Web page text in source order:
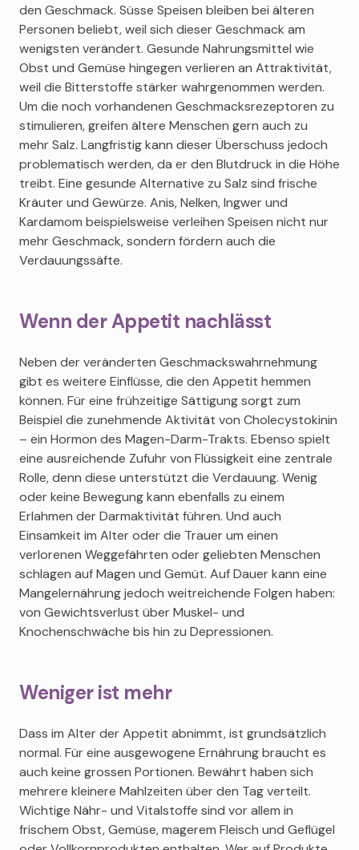
den Geschmack. Süsse Speisen bleiben bei älteren
Personen beliebt, weil sich dieser Geschmack am
wenigsten verändert. Gesunde Nahrungsmittel wie
Obst und Gemüse hingegen verlieren an Attraktivität,
weil die Bitterstoffe stärker wahrgenommen werden.
Um die noch vorhandenen Geschmacksrezeptoren zu
stimulieren, greifen ältere Menschen gern auch zu
mehr Salz. Langfristig kann dieser Überschuss jedoch
problematisch werden, da er den Blutdruck in die Höhe
treibt. Eine gesunde Alternative zu Salz sind frische
Kräuter und Gewürze. Anis, Nelken, Ingwer und
Kardamom beispielsweise verleihen Speisen nicht nur
mehr Geschmack, sondern fördern auch die
Verdauungssäfte.
Wenn der Appetit nachlässt
Neben der veränderten Geschmackswahrnehmung
gibt es weitere Einflüsse, die den Appetit hemmen
können. Für eine frühzeitige Sättigung sorgt zum
Beispiel die zunehmende Aktivität von Cholecystokinin
– ein Hormon des Magen-Darm-Trakts. Ebenso spielt
eine ausreichende Zufuhr von Flüssigkeit eine zentrale
Rolle, denn diese unterstützt die Verdauung. Wenig
oder keine Bewegung kann ebenfalls zu einem
Erlahmen der Darmaktivität führen. Und auch
Einsamkeit im Alter oder die Trauer um einen
verlorenen Weggefährten oder geliebten Menschen
schlagen auf Magen und Gemüt. Auf Dauer kann eine
Mangelernährung jedoch weitreichende Folgen haben:
von Gewichtsverlust über Muskel- und
Knochenschwäche bis hin zu Depressionen.
Weniger ist mehr
Dass im Alter der Appetit abnimmt, ist grundsätzlich
normal. Für eine ausgewogene Ernährung braucht es
auch keine grossen Portionen. Bewährt haben sich
mehrere kleinere Mahlzeiten über den Tag verteilt.
Wichtige Nähr- und Vitalstoffe sind vor allem in
frischem Obst, Gemüse, magerem Fleisch und Geflügel